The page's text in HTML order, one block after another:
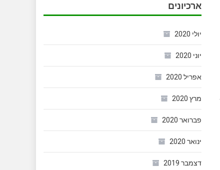
ארכיונים
יולי 2020
יוני 2020
אפריל 2020
מרץ 2020
פברואר 2020
ינואר 2020
דצמבר 2019